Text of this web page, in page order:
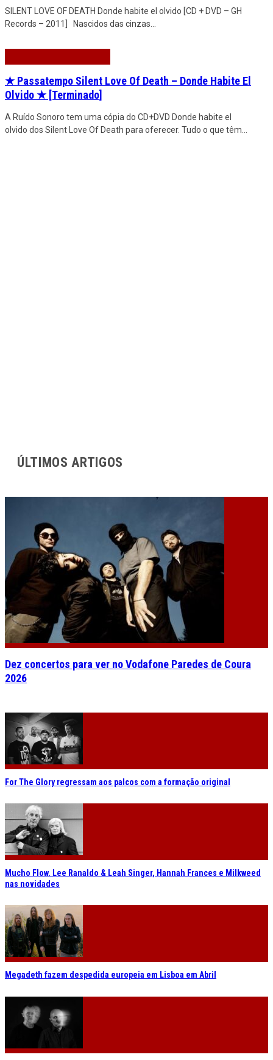
SILENT LOVE OF DEATH Donde habite el olvido [CD + DVD – GH
Records – 2011] Nascidos das cinzas...
★ Passatempo Silent Love Of Death – Donde Habite El
Olvido ★ [Terminado]
A Ruído Sonoro tem uma cópia do CD+DVD Donde habite el
olvido dos Silent Love Of Death para oferecer. Tudo o que têm
ÚLTIMOS ARTIGOS
Dez concertos para ver no Vodafone Paredes de Coura
2026
For The Glory regressam aos palcos com a formação original
Mucho Flow. Lee Ranaldo & Leah Singer, Hannah Frances e Milkweed
nas novidades
Megadeth fazem despedida europeia em Lisboa em Abril